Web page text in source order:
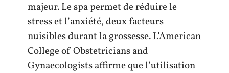
majeur. Le spa permet de réduire le
stress et l’anxiété, deux facteurs
nuisibles durant la grossesse. L’American
College of Obstetricians and
Gynaecologists affirme que l’utilisation